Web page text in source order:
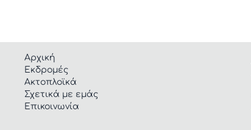
Αρχική
Εκδρομές
Ακτοπλοϊκά
Σχετικά με εμάς
Επικοινωνία